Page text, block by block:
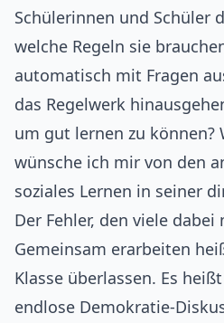
Schülerinnen und Schüler
welche Regeln sie
automatisch mit Fragen
das Regelwerk
um gut lernen zu können?
wünsche ich mir von den
soziales Lernen in seiner
Der Fehler, den viele dabei
Gemeinsam erarbeiten
Klasse überlassen. Es
endlose Demokratie-